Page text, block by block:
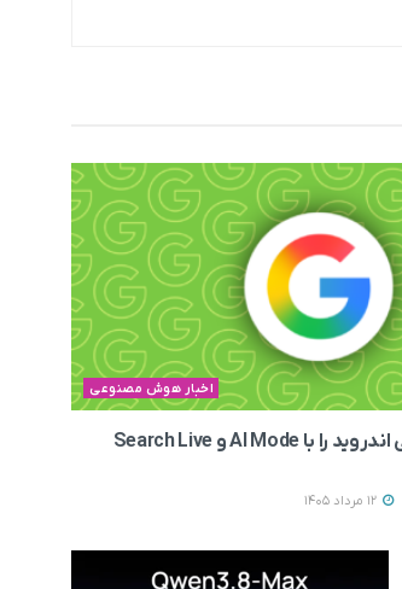
اخبار هوش مصنوعی
گوگل جستجوی صوتی اندروید را با AI Mode و Search Live